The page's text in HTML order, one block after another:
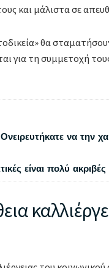
και μάλιστα σε
θα
για τη συμμετοχή
να την
είναι πολύ